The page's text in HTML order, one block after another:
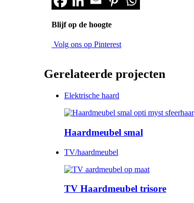
Blijf op de hoogte
Volg ons op Pinterest
Gerelateerde projecten
Elektrische haard
Haardmeubel smal
TV/haardmeubel
TV Haardmeubel trisore